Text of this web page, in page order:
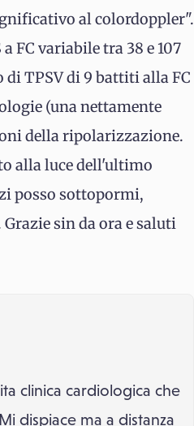
al colordoppler".
FC variabile tra 38 e 107
TPSV di 9 battiti alla FC
(una nettamente
della ripolarizzazione.
alla luce dell'ultimo
posso sottopormi,
sin da ora e saluti
clinica cardiologica che
dispiace ma a distanza